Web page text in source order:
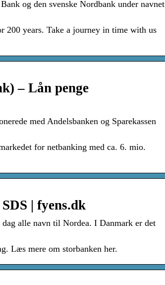
og den svenske Nordbank under navnet
200 years. Take a journey in time with us
– Lån penge
med Andelsbanken og Sparekassen
for netbanking med ca. 6. mio.
| fyens.dk
alle navn til Nordea. I Danmark er det
Læs mere om storbanken her.